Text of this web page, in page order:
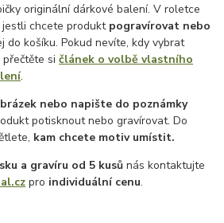
originální dárkové balení. V roletce
chcete produkt pogravírovat nebo
do košíku. Pokud nevíte, kdy vybrat
přečtěte sičlánek o volbě vlastního
.
nebo napište do poznámky
potisknout nebo gravírovat. Do
kam chcete motiv umístit.
a gravíru od 5 kusů nás kontaktujte
pro individuální cenu.